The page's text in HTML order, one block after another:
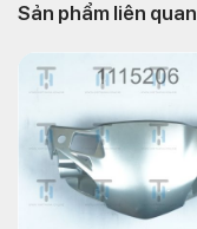
Sản phẩm liên quan